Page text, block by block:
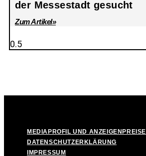
der Messestadt gesucht
Zum Artikel»
MEDIAPROFIL UND ANZEIGENPREISE
DATENSCHUTZERKLÄRUNG
IMPRESSUM